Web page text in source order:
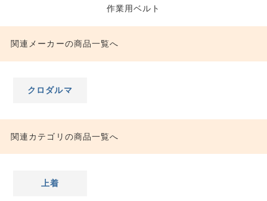
作業用ベルト
関連メーカーの商品一覧へ
クロダルマ
関連カテゴリの商品一覧へ
上着